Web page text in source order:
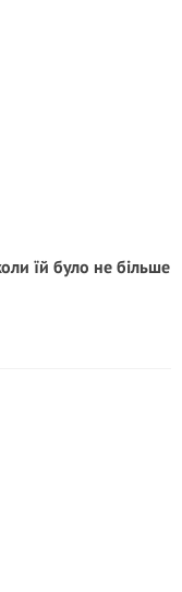
їй було не більше